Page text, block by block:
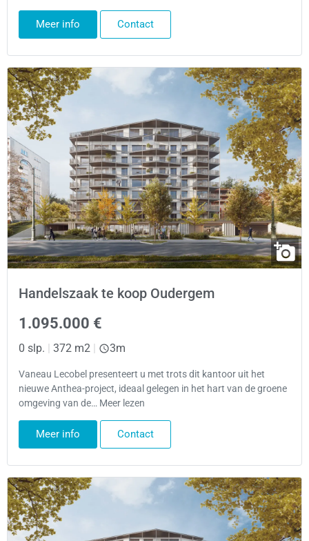
Meer info Contact
Handelszaak te koop Oudergem
1.095.000 €
0 slp. | 372 m2 | 3m
Vaneau Lecobel presenteert u met trots dit kantoor uit het
nieuwe Anthea-project, ideaal gelegen in het hart van de groene
omgeving van de… Meer lezen
Meer info Contact